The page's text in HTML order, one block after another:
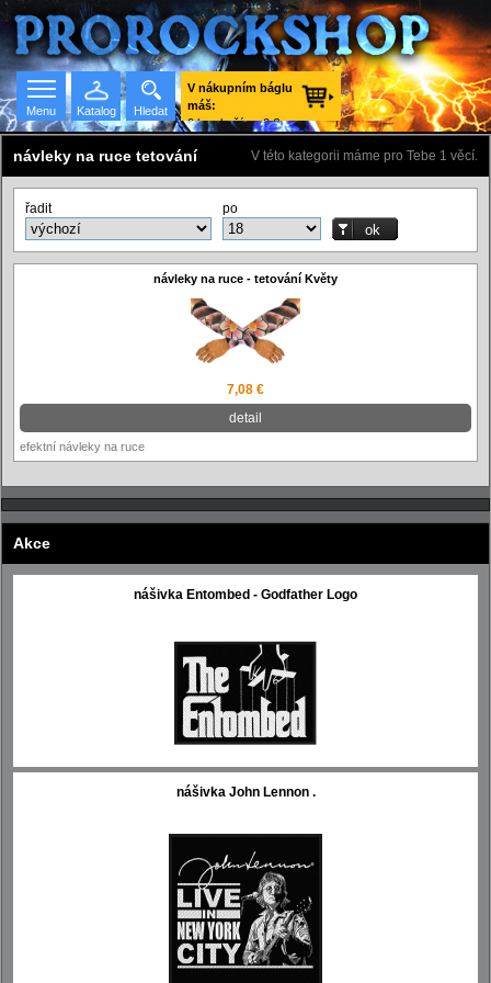
Hledat
Seznam skupin
Menu
V nákupním báglu
máš:
0 ks zboží za 0 €
vč. DPH.
V této kategorii máme pro Tebe 1 věcí.
návleky na ruce tetování
řadit po
návleky na ruce - tetování Květy
7,08 €
detail
efektní návleky na ruce
Katalog
Akce
nášivka Entombed - Godfather Logo
nášivka John Lennon .